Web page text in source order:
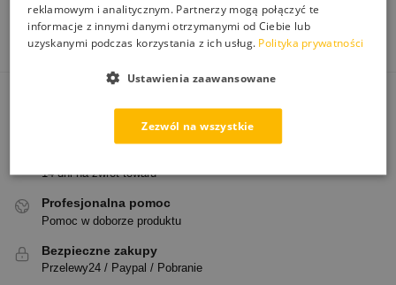
Wyświetlanie wszystkich wyników: 3
Darmowa dostawa
Od 250 zł paczkomatem
14 dni na zwrot towaru
Profesjonalna pomoc
Pomoc w doborze produktu
Bezpieczne zakupy
Przelewy24 / Paypal / Pobranie
reklamowym i analitycznym. Partnerzy mogą połączyć te
informacje z innymi danymi otrzymanymi od Ciebie lub
uzyskanymi podczas korzystania z ich usług. Polityka prywatności
Zezwól na wszystkie
Ustawienia zaawansowane